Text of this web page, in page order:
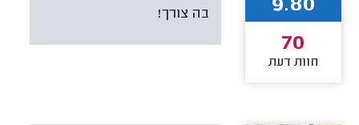
בה צורך!
9.80
70
חוות דעת